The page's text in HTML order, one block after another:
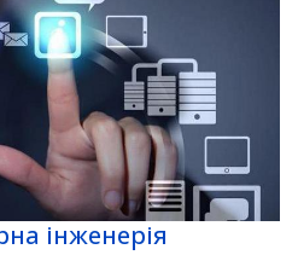
інженерія